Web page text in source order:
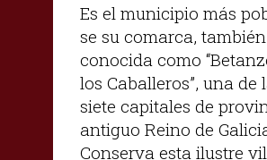
Es el municipio más
se su comarca, también
conocida como
los Caballeros”, una de
siete capitales de
antiguo Reino de
Conserva esta ilustre